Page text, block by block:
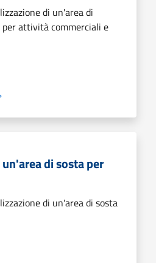
di un'area di
attività commerciali e
di sosta per
di un'area di sosta